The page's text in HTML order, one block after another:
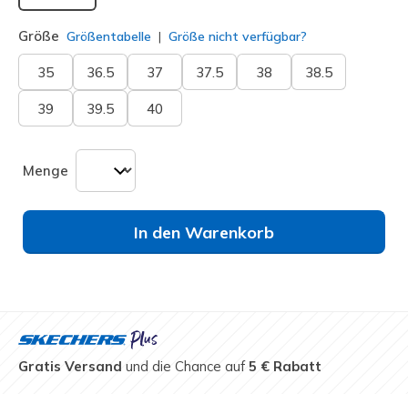
Größe Größentabelle Größe nicht verfügbar?
35 36.5 37 37.5 38 38.5
39 39.5 40
Menge
In den Warenkorb
Gratis Versand und die Chance auf5 € Rabatt